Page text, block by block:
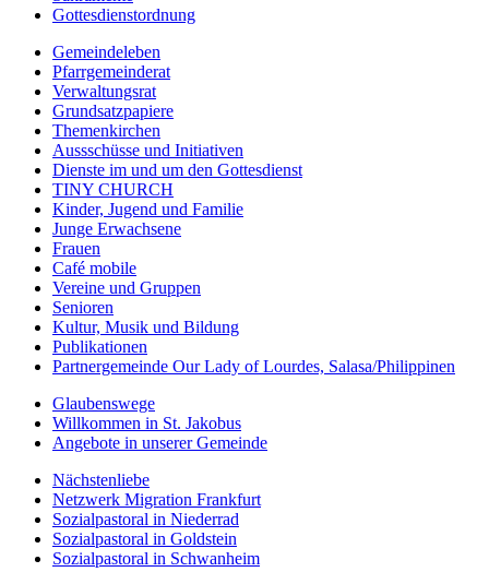
Gottesdienstordnung
Gemeindeleben
Pfarrgemeinderat
Verwaltungsrat
Grundsatzpapiere
Themenkirchen
Aussschüsse und Initiativen
Dienste im und um den Gottesdienst
TINY CHURCH
Kinder, Jugend und Familie
Junge Erwachsene
Frauen
Café mobile
Vereine und Gruppen
Senioren
Kultur, Musik und Bildung
Publikationen
Partnergemeinde Our Lady of Lourdes, Salasa/Philippinen
Glaubenswege
Willkommen in St. Jakobus
Angebote in unserer Gemeinde
Nächstenliebe
Netzwerk Migration Frankfurt
Sozialpastoral in Niederrad
Sozialpastoral in Goldstein
Sozialpastoral in Schwanheim